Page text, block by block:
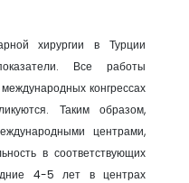
хирургии в Турции
Все работы
конгрессах
Таким образом,
центрами,
в соответствующих
4-5 лет в центрах